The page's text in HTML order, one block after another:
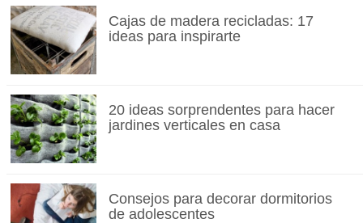
Cajas de madera recicladas: 17
ideas para inspirarte
20 ideas sorprendentes para hacer
jardines verticales en casa
Consejos para decorar dormitorios
de adolescentes